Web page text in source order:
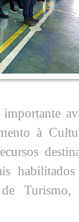
à